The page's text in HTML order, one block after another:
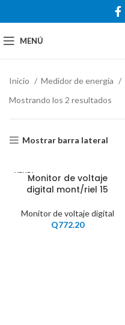
MENÚ
Inicio Medidor de energía
Mostrando los 2 resultados
Mostrar barra lateral
VENDI
DOMonitor de voltaje
digital mont/riel 15
Monitor de voltaje digital
Q772.20